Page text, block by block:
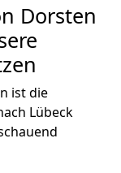
Dorsten
ist die
Lübeck